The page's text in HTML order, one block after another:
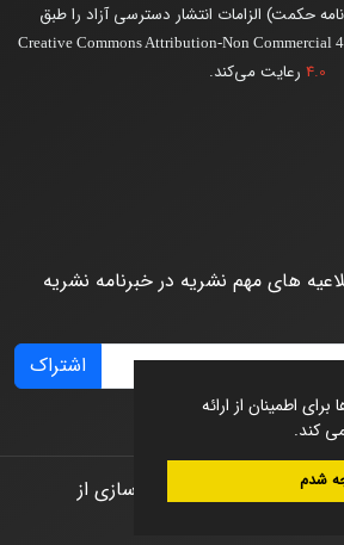
اطمینان از ارائه
کند.
شدم
حکمت) الزامات انتشار دسترسی آزاد را طبق
Creative Commons Attribution-Non Commercial
4.0 رعایت می‌کند.
های مهم نشریه در خبرنامه نشریه
اشتراک
علمی.
طراحی و پیاده سازی از